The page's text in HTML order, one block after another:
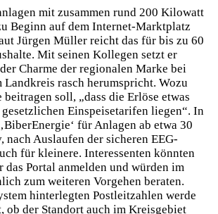
mit zusammen rund 200 Kilowatt
Beginn auf dem Internet-Marktplatz
Jürgen Müller reicht das für bis zu 60
Mit seinen Kollegen setzt er
Charme der regionalen Marke bei
Landkreis rasch herumspricht. Wozu
beitragen soll, „dass die Erlöse etwas
Einspeisetarifen liegen“. In
für Anlagen ab etwa 30
Auslaufen der sicheren EEG-
für kleinere. Interessenten könnten
das Portal anmelden und würden im
zum weiteren Vorgehen beraten.
hinterlegten Postleitzahlen werde
ob der Standort auch im Kreisgebiet